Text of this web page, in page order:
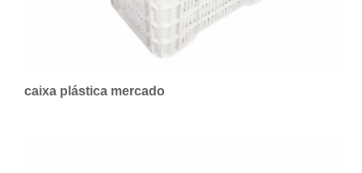
caixa plástica mercado